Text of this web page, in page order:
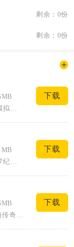
剩余：0份
剩余：0份
下载
下载
详情：沙城复古版复刻1.80经典传奇版本，延续战法道三大传统职业，在移动端还原玛法...
下载